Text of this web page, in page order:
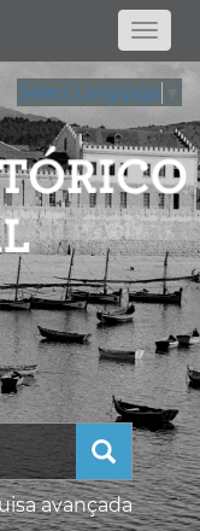
Select Language
avançada